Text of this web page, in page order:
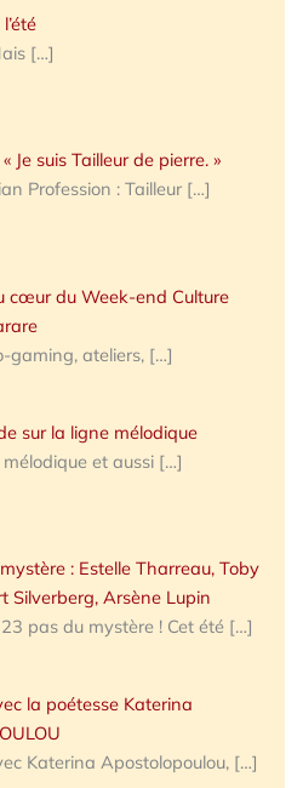
[…]
Je suis Tailleur de pierre. »
Profession : Tailleur […]
cœur du Week-end Culture
gaming, ateliers, […]
sur la ligne mélodique
et aussi […]
: Estelle Tharreau, Toby
Silverberg, Arsène Lupin
pas du mystère ! Cet été […]
la poétesse Katerina
Katerina Apostolopoulou, […]